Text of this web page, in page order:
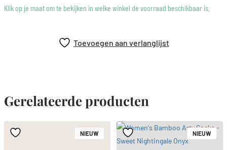
Klik op je maat om te bekijken in welke winkel de voorraad beschikbaar is.
Toevoegen aan verlanglijst
Gerelateerde producten
NIEUW NIEUW